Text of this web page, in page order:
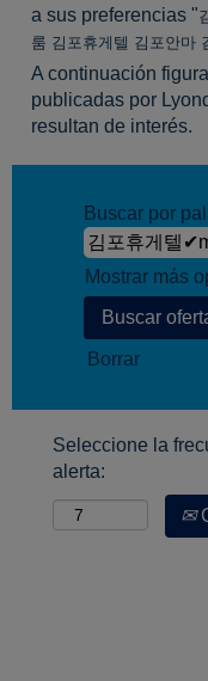
a sus preferencias "
룸 김포휴게텔 김포안마
A continuación
publicadas por
resultan de interés.
Buscar por
Mostrar más
Borrar
Seleccione la
alerta: